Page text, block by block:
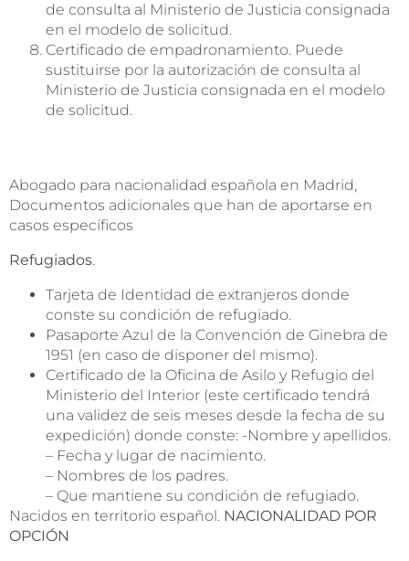
de consulta al Ministerio de Justicia consignada
en el modelo de solicitud.
Certificado de empadronamiento. Puede
sustituirse por la autorización de consulta al
Ministerio de Justicia consignada en el modelo
de solicitud.
Abogado para nacionalidad española en Madrid,
Documentos adicionales que han de aportarse en
casos específicos
Refugiados.
Tarjeta de Identidad de extranjeros donde
conste su condición de refugiado.
Pasaporte Azul de la Convención de Ginebra de
1951 (en caso de disponer del mismo).
Certificado de la Oficina de Asilo y Refugio del
Ministerio del Interior (este certificado tendrá
una validez de seis meses desde la fecha de su
expedición) donde conste: -Nombre y apellidos.
– Fecha y lugar de nacimiento.
– Nombres de los padres.
– Que mantiene su condición de refugiado.
Nacidos en territorio español. NACIONALIDAD POR
OPCIÓN